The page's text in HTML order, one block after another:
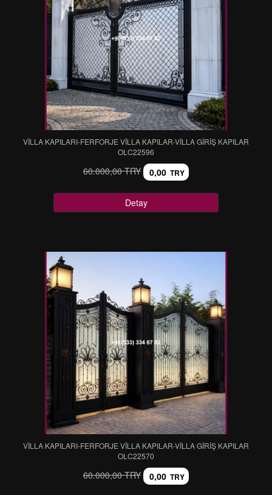
VİLLA KAPILARI-FERFORJE VİLLA KAPILAR-VİLLA GİRİŞ KAPILAR
OLC22596
60.000,00 TRY 0,00 TRY
Detay
VİLLA KAPILARI-FERFORJE VİLLA KAPILAR-VİLLA GİRİŞ KAPILAR
OLC22570
60.000,00 TRY 0,00 TRY